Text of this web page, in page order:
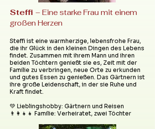
Steffi – Eine starke Frau mit einem
großen Herzen
Steffi ist eine warmherzige, lebensfrohe Frau,
die ihr Glück in den kleinen Dingen des Lebens
findet. Zusammen mit ihrem Mann und ihren
beiden Töchtern genießt sie es, Zeit mit der
Familie zu verbringen, neue Orte zu erkunden
und gutes Essen zu genießen. Das Gärtnern ist
ihre große Leidenschaft, in der sie Ruhe und
Kraft findet.
💚 Lieblingshobby: Gärtnern und Reisen
👨‍👩‍👧‍👧 Familie: Verheiratet, zwei Töchter